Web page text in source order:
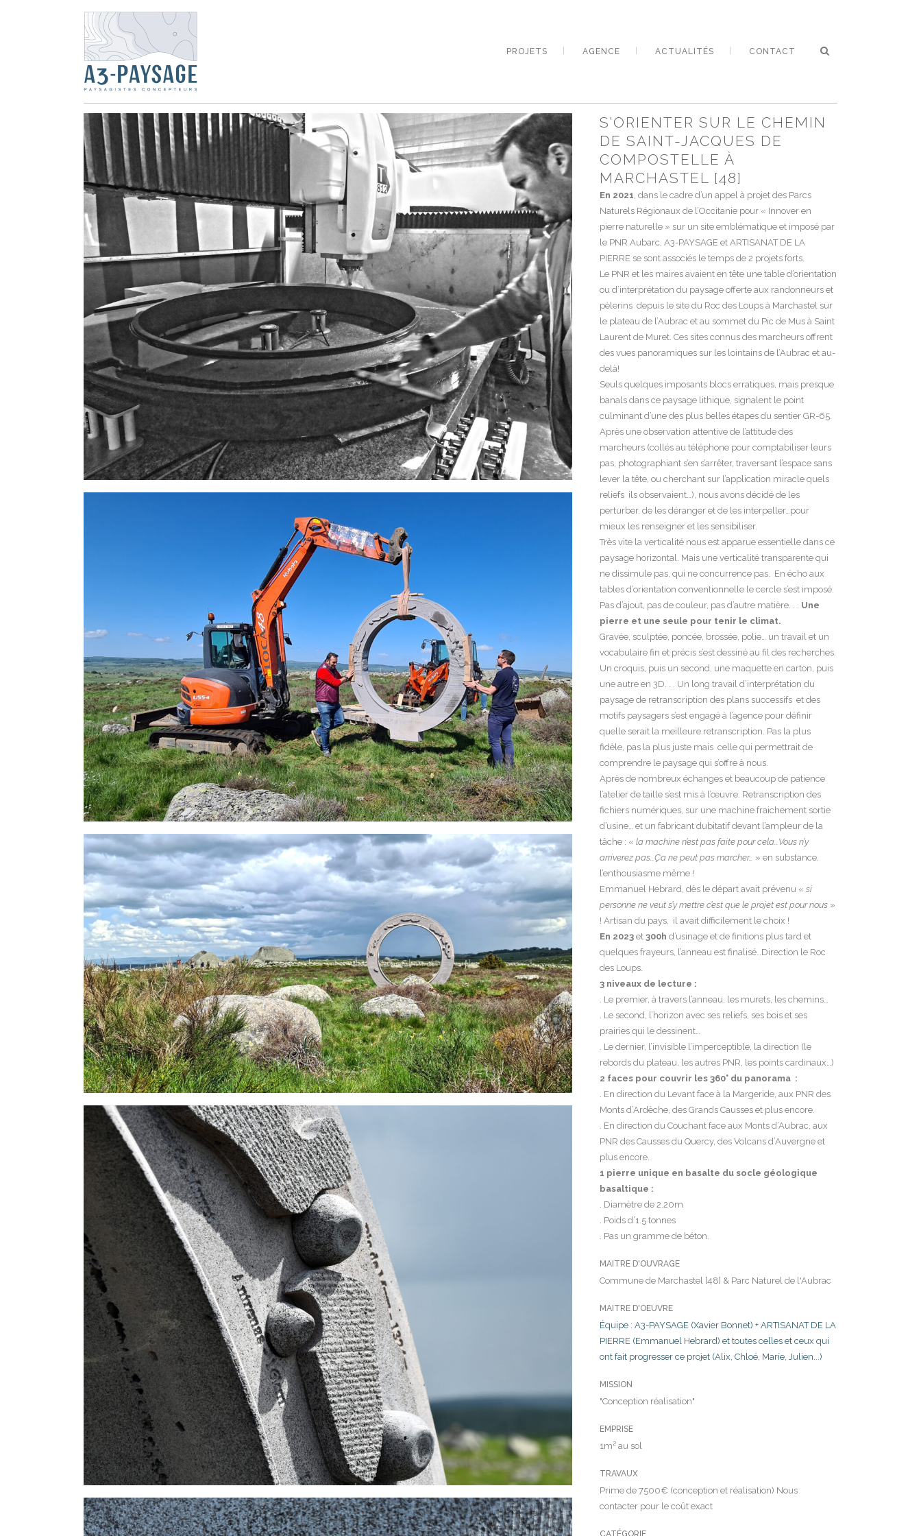
PROJETS AGENCE ACTUALITÉS CONTACT
S’ORIENTER SUR LE CHEMIN
DE SAINT-JACQUES DE
COMPOSTELLE À
MARCHASTEL [48]
En 2021, dans le cadre d’un appel à projet des Parcs
Naturels Régionaux de l’Occitanie pour « Innover en
pierre naturelle » sur un site emblématique et imposé par
le PNR Aubarc, A3-PAYSAGE et ARTISANAT DE LA
PIERRE se sont associés le temps de 2 projets forts.
Le PNR et les maires avaient en tête une table d’orientation
ou d’interprétation du paysage offerte aux randonneurs et
pèlerins depuis le site du Roc des Loups à Marchastel sur
le plateau de l’Aubrac et au sommet du Pic de Mus à Saint
Laurent de Muret. Ces sites connus des marcheurs offrent
des vues panoramiques sur les lointains de l’Aubrac et au-
delà!
Seuls quelques imposants blocs erratiques, mais presque
banals dans ce paysage lithique, signalent le point
culminant d’une des plus belles étapes du sentier GR-65.
Après une observation attentive de l’attitude des
marcheurs (collés au téléphone pour comptabiliser leurs
pas, photographiant s’en s’arrêter, traversant l’espace sans
lever la tête, ou cherchant sur l’application miracle quels
reliefs ils observaient…), nous avons décidé de les
perturber, de les déranger et de les interpeller…pour
mieux les renseigner et les sensibiliser.
Très vite la verticalité nous est apparue essentielle dans ce
paysage horizontal. Mais une verticalité transparente qui
ne dissimule pas, qui ne concurrence pas. En écho aux
tables d’orientation conventionnelle le cercle s’est imposé.
Pas d’ajout, pas de couleur, pas d’autre matière. . . Une
pierre et une seule pour tenir le climat.
Gravée, sculptée, poncée, brossée, polie… un travail et un
vocabulaire fin et précis s’est dessiné au fil des recherches.
Un croquis, puis un second, une maquette en carton, puis
une autre en 3D. . . Un long travail d’interprétation du
paysage de retranscription des plans successifs et des
motifs paysagers s’est engagé à l’agence pour définir
quelle serait la meilleure retranscription. Pas la plus
fidèle, pas la plus juste mais celle qui permettrait de
comprendre le paysage qui s’offre à nous.
Après de nombreux échanges et beaucoup de patience
l’atelier de taille s’est mis à l’œuvre. Retranscription des
fichiers numériques, sur une machine fraichement sortie
d’usine… et un fabricant dubitatif devant l’ampleur de la
tâche : «la machine n’est pas faite pour cela…Vous n’y
arriverez pas…Ça ne peut pas marcher… » en substance,
l’enthousiasme même !
Emmanuel Hebrard, dès le départ avait prévenu «si
personne ne veut s’y mettre c’est que le projet est pour nous »
! Artisan du pays, il avait difficilement le choix !
En 2023et300h d’usinage et de finitions plus tard et
quelques frayeurs, l’anneau est finalisé…Direction le Roc
des Loups.
3 niveaux de lecture :
. Le premier, à travers l’anneau, les murets, les chemins…
. Le second, l’horizon avec ses reliefs, ses bois et ses
prairies qui le dessinent…
. Le dernier, l’invisible l’imperceptible, la direction (le
rebords du plateau, les autres PNR, les points cardinaux…)
2 faces pour couvrir les 360° du panorama :
. En direction du Levant face à la Margeride, aux PNR des
Monts d’Ardèche, des Grands Causses et plus encore.
. En direction du Couchant face aux Monts d’Aubrac, aux
PNR des Causses du Quercy, des Volcans d’Auvergne et
plus encore.
1 pierre unique en basalte du socle géologique
basaltique :
. Diamètre de 2.20m
. Poids d’1.5 tonnes
. Pas un gramme de béton.
MAITRE D'OUVRAGE
Commune de Marchastel [48] & Parc Naturel de l'Aubrac
MAITRE D'OEUVRE
Équipe : A3-PAYSAGE (Xavier Bonnet) + ARTISANAT DE LA
PIERRE (Emmanuel Hebrard) et toutes celles et ceux qui
ont fait progresser ce projet (Alix, Chloé, Marie, Julien...)
MISSION
"Conception réalisation"
EMPRISE
1m² au sol
TRAVAUX
Prime de 7500€ (conception et réalisation) Nous
contacter pour le coût exact
CATÉGORIE